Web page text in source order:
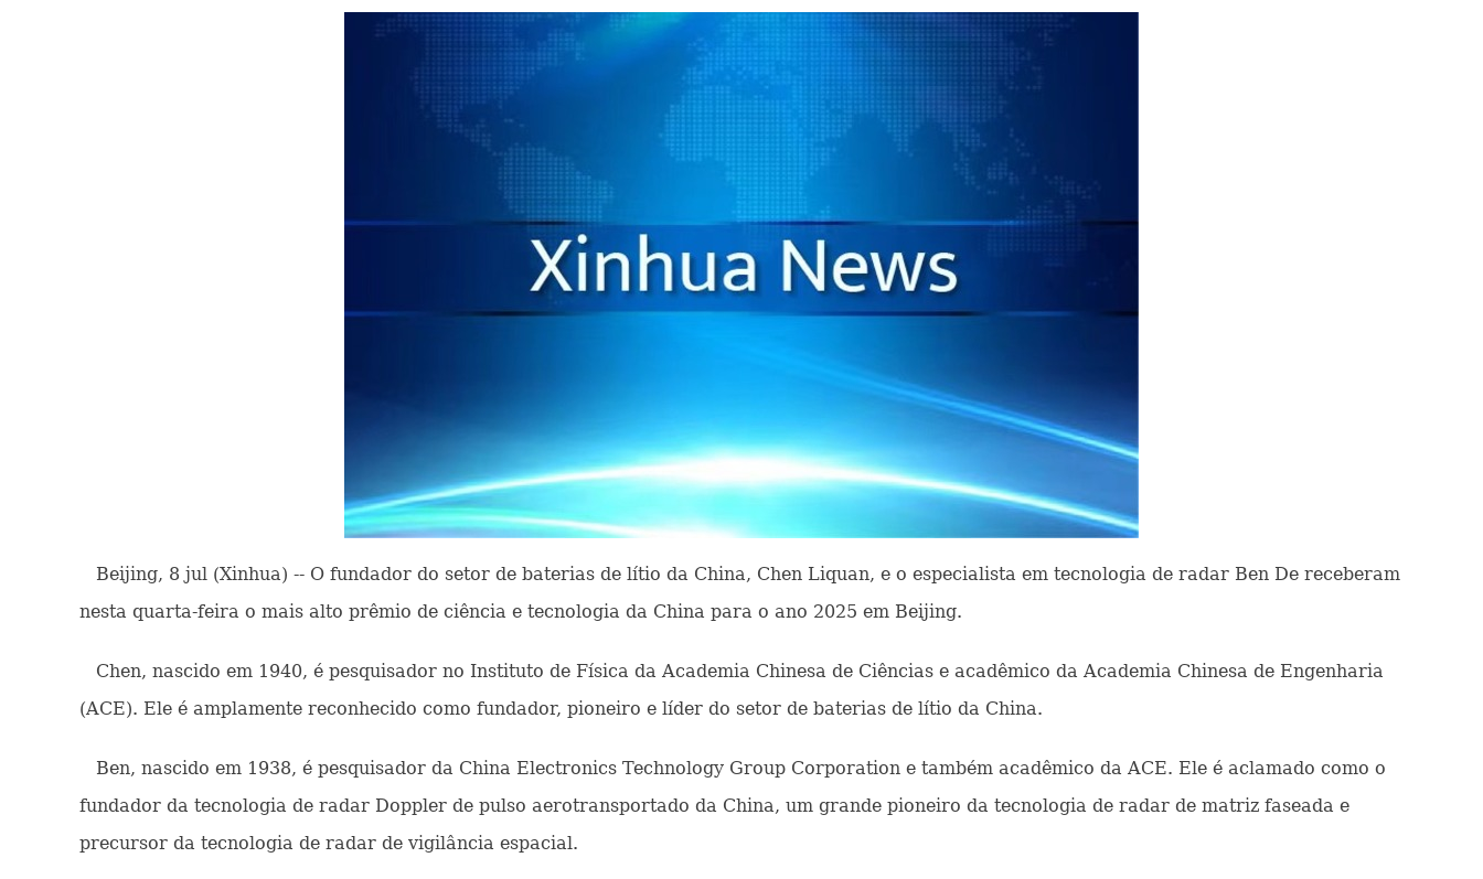
Beijing, 8 jul (Xinhua) -- O fundador do setor de baterias de lítio da China, Chen Liquan, e o especialista em tecnologia de radar Ben De receberam
nesta quarta-feira o mais alto prêmio de ciência e tecnologia da China para o ano 2025 em Beijing.
Chen, nascido em 1940, é pesquisador no Instituto de Física da Academia Chinesa de Ciências e acadêmico da Academia Chinesa de Engenharia
(ACE). Ele é amplamente reconhecido como fundador, pioneiro e líder do setor de baterias de lítio da China.
Ben, nascido em 1938, é pesquisador da China Electronics Technology Group Corporation e também acadêmico da ACE. Ele é aclamado como o
fundador da tecnologia de radar Doppler de pulso aerotransportado da China, um grande pioneiro da tecnologia de radar de matriz faseada e
precursor da tecnologia de radar de vigilância espacial.